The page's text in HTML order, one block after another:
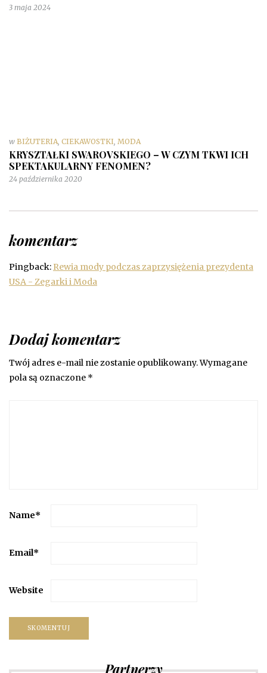
3 maja 2024
w BIŻUTERIA CIEKAWOSTKI MODA
KRYSZTAŁKI SWAROVSKIEGO – W CZYM TKWI ICH
SPEKTAKULARNY FENOMEN?
24 października 2020
komentarz
Pingback: Rewia mody podczas zaprzysiężenia prezydenta
USA - Zegarki i Moda
Dodaj komentarz
Twój adres e-mail nie zostanie opublikowany.Wymagane
pola są oznaczone *
Name*
Email*
Website
Partnerzy